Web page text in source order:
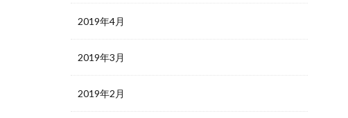
2019年4月
2019年3月
2019年2月